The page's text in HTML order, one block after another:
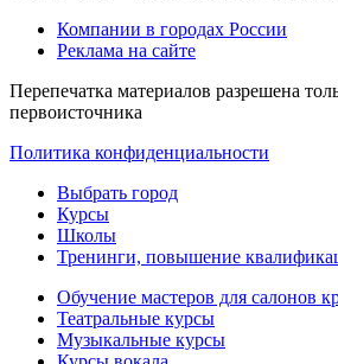
Компании в городах России
Реклама на сайте
Перепечатка материалов разрешена
первоисточника
Политика конфиденциальности
Выбрать город
Курсы
Школы
Тренинги, повышение
Обучение мастеров для салонов
Театральные курсы
Музыкальные курсы